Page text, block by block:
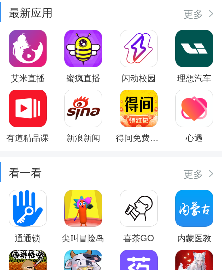
最新应用 更多
艾米直播 蜜疯直播 闪动校园 理想汽车
有道精品课 新浪新闻 得间免费小说 心遇
看一看 更多
通通锁 尖叫冒险岛 喜茶GO 内蒙医教